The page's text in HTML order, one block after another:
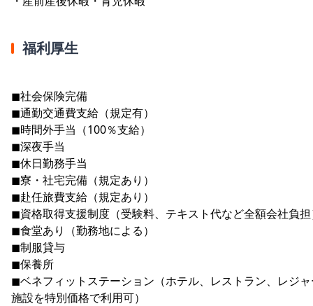
福利厚生
◼︎社会保険完備
◼︎通勤交通費支給（規定有）
◼︎時間外手当（100％支給）
◼︎深夜手当
◼︎休日勤務手当
◼︎寮・社宅完備（規定あり）
◼︎赴任旅費支給（規定あり）
◼︎資格取得支援制度（受験料、テキスト代など全額会社負
◼︎食堂あり（勤務地による）
◼︎制服貸与
◼︎保養所
◼︎ベネフィットステーション（ホテル、レストラン、レジ
施設を特別価格で利用可）